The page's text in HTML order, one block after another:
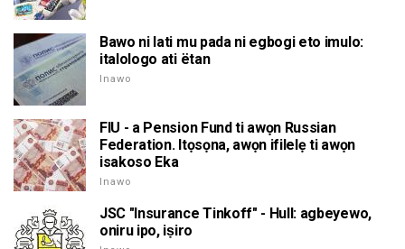
Bawo ni lati mu pada ni egbogi eto imulo:
italologo ati ëtan
Inawo
FIU - a Pension Fund ti awọn Russian
Federation. Itọsọna, awọn ifilelẹ ti awọn
isakoso Eka
Inawo
JSC "Insurance Tinkoff" - Hull: agbeyewo,
oniru ipo, iṣiro